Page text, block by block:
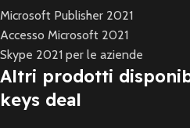
Microsoft Publisher 2021
Accesso Microsoft 2021
Skype 2021 per le aziende
Altri prodotti
keys deal